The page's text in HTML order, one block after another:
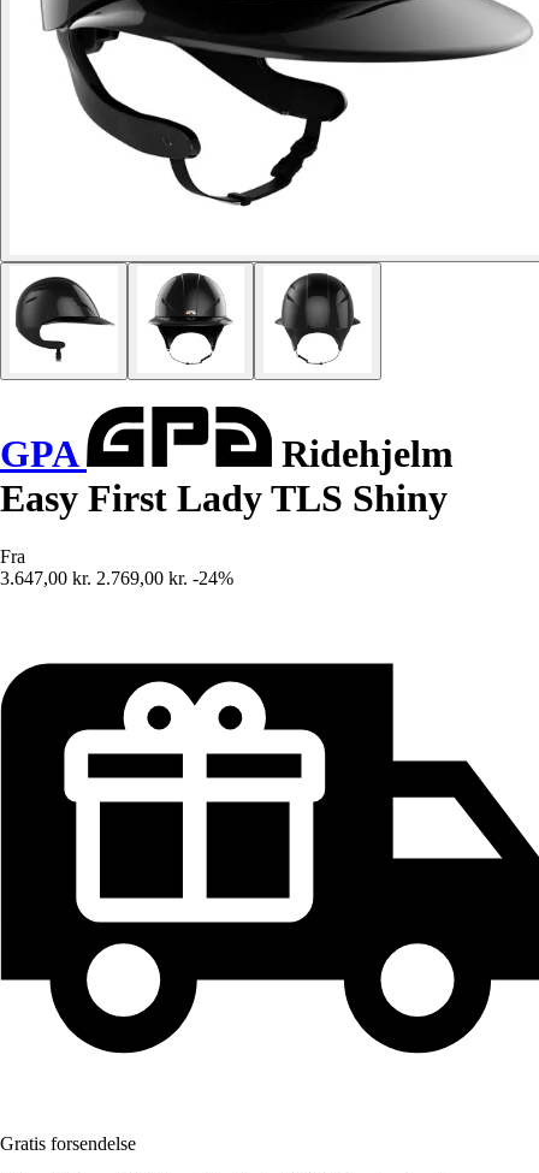
GPA
Ridehjelm
Easy First Lady TLS Shiny
Fra
3.647,00 kr. 2.769,00 kr. -24%
Gratis forsendelse